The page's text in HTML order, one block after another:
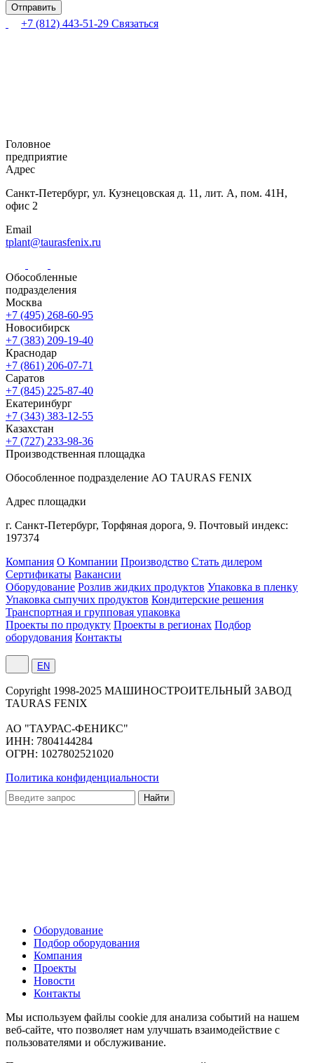
+7 (812) 443-51-29 Связаться
Головное
предприятие
Адрес
Санкт-Петербург, ул. Кузнецовская д. 11, лит. А, пом. 41Н,
офис 2
Email
tplant@taurasfenix.ru
Обособленные
подразделения
Москва
+7 (495) 268-60-95
Новосибирск
+7 (383) 209-19-40
Краснодар
+7 (861) 206-07-71
Саратов
+7 (845) 225-87-40
Екатеринбург
+7 (343) 383-12-55
Казахстан
+7 (727) 233-98-36
Производственная площадка
Обособленное подразделение АО TAURAS FENIX
Адрес площадки
г. Санкт-Петербург, Торфяная дорога, 9. Почтовый индекс:
197374
Компания О Компании Производство Стать дилером
Сертификаты Вакансии
Оборудование Розлив жидких продуктов Упаковка в пленку
Упаковка сыпучих продуктов Кондитерские решения
Транспортная и групповая упаковка
Проекты по продукту Проекты в регионах Подбор
оборудования Контакты
EN
Сopyright 1998-2025 МАШИНОСТРОИТЕЛЬНЫЙ ЗАВОД
TAURAS FENIX
АО "ТАУРАС-ФЕНИКС"
ИНН: 7804144284
ОГРН: 1027802521020
Политика конфиденциальности
Оборудование
Подбор оборудования
Компания
Проекты
Новости
Контакты
Мы используем файлы cookie для анализа событий на нашем
веб-сайте, что позволяет нам улучшать взаимодействие с
пользователями и обслуживание.